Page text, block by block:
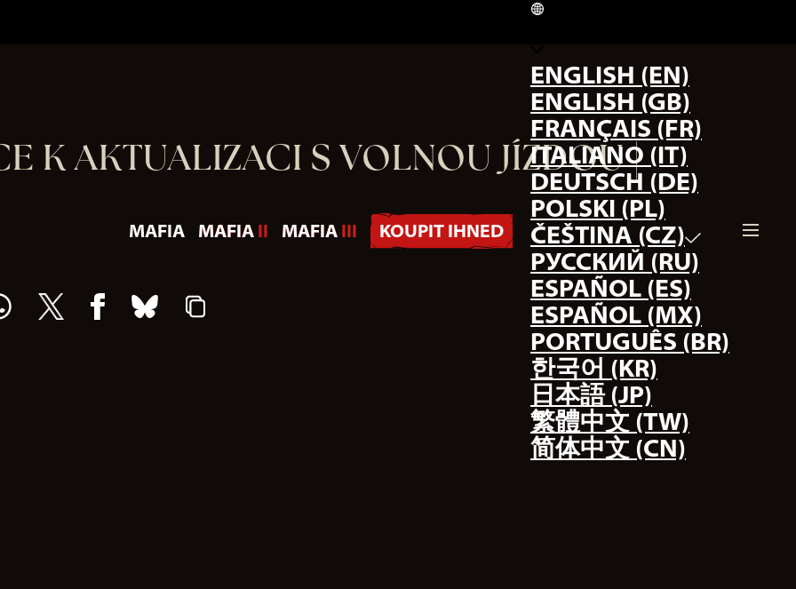
MAFIA MAFIA II MAFIA III KOUPIT IHNED
ENGLISH (EN)
ENGLISH (GB)
FRANÇAIS (FR)
ITALIANO (IT)
DEUTSCH (DE)
POLSKI (PL)
ČEŠTINA (CZ)
РУССКИЙ (RU)
ESPAÑOL (ES)
ESPAÑOL (MX)
PORTUGUÊS (BR)
한국어 (KR)
日本語 (JP)
繁體中文 (TW)
简体中文 (CN)
K AKTUALIZACI S VOLNOU JÍZDOU |